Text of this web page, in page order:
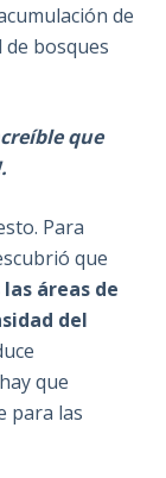
de
bosques
que
Para
que
áreas de
del
que
para las